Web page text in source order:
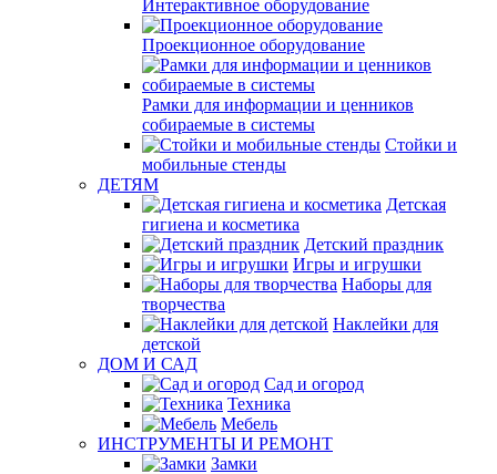
Интерактивное оборудование
Проекционное оборудование
Рамки для информации и ценников
собираемые в системы
Стойки и
мобильные стенды
ДЕТЯМ
Детская
гигиена и косметика
Детский праздник
Игры и игрушки
Наборы для
творчества
Наклейки для
детской
ДОМ И САД
Сад и огород
Техника
Мебель
ИНСТРУМЕНТЫ И РЕМОНТ
Замки